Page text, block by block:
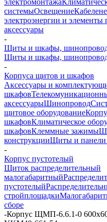
электромонтажа
системыОсвещение
электроэнергии и элементы
аксессуары
-
Щиты и шкафы,
Щиты и шкафы,
-
Корпуса щитов и шкафов
Аксессуары и
шкафов
аксессуарыШинопровод
щитовое оборудование
шкафовКлиматическое
шкафовКлеммные зажимы
конструкцииЩиты и панели
-
Корпус пустотелый
Щиток распределительный
малогабаритный
пустотелый
стройплощадки
сборе
-Корпус ЩМП-6.6.1-0